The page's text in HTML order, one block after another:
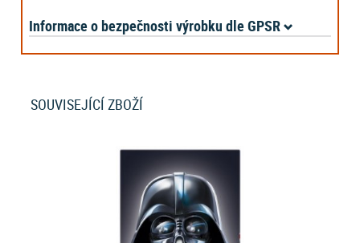
Informace o bezpečnosti výrobku dle GPSR
SOUVISEJÍCÍ ZBOŽÍ